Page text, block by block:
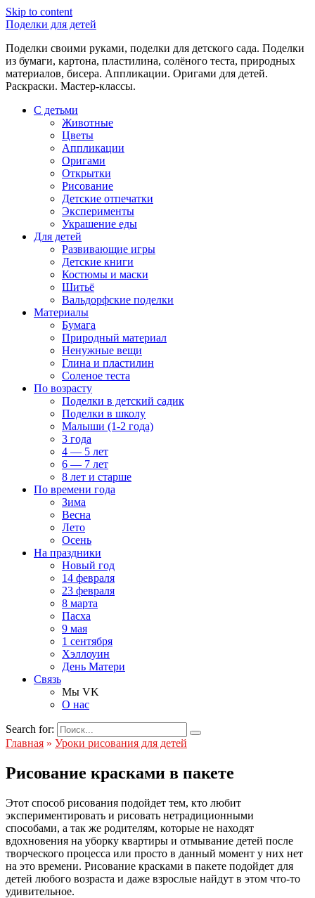
Skip to content
Поделки для детей
Поделки своими руками, поделки для детского сада. Поделки
из бумаги, картона, пластилина, солёного теста, природных
материалов, бисера. Аппликации. Оригами для детей.
Раскраски. Мастер-классы.
С детьми
Животные
Цветы
Аппликации
Оригами
Открытки
Рисование
Детские отпечатки
Эксперименты
Украшение еды
Для детей
Развивающие игры
Детские книги
Костюмы и маски
Шитьё
Вальдорфские поделки
Материалы
Бумага
Природный материал
Ненужные вещи
Глина и пластилин
Соленое теста
По возрасту
Поделки в детский садик
Поделки в школу
Малыши (1-2 года)
3 года
4 — 5 лет
6 — 7 лет
8 лет и старше
По времени года
Зима
Весна
Лето
Осень
На праздники
Новый год
14 февраля
23 февраля
8 марта
Пасха
9 мая
1 сентября
Хэллоуин
День Матери
Связь
Мы VK
О нас
Search for:
Главная » Уроки рисования для детей
Рисование красками в пакете
Этот способ рисования подойдет тем, кто любит
экспериментировать и рисовать нетрадиционными
способами, а так же родителям, которые не находят
вдохновения на уборку квартиры и отмывание детей после
творческого процесса или просто в данный момент у них нет
на это времени. Рисование красками в пакете подойдет для
детей любого возраста и даже взрослые найдут в этом что-то
удивительное.